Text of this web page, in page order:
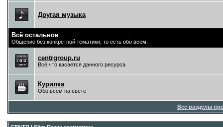
Другая музыка
Всё остальное
Общение без конкретной тематики, то есть обо всем.
centrgroup.ru
Всё что касается данного ресурса
Курилка
Обо всём на свете
Все разделы